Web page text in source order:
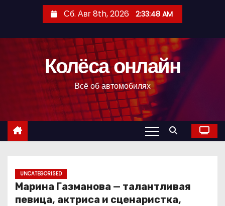
с
Сб. Авг 8th, 2026 2:33:49 AM
Колёса онлайн
Всё об автомобилях
UNCATEGORISED
Марина Газманова — талантливая
певица, актриса и сценаристка,